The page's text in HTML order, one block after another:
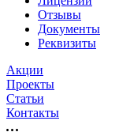
Отзывы
Документы
Реквизиты
Акции
Проекты
Статьи
Контакты